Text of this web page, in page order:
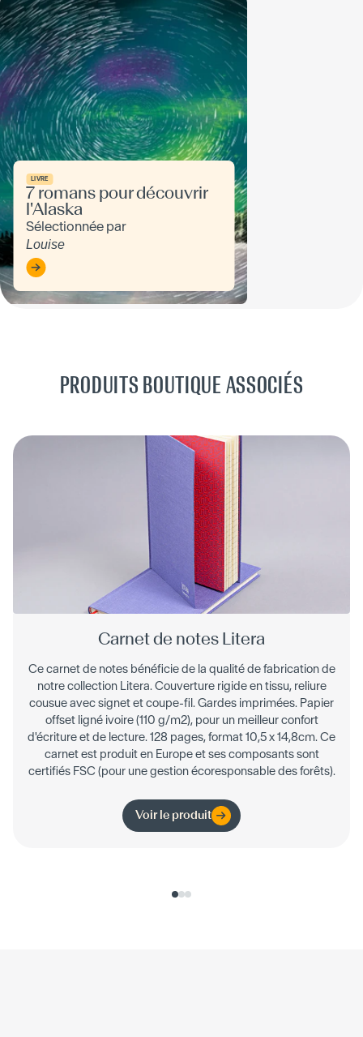
LIVRE
7 romans pour découvrir
l'Alaska
Sélectionnée par
Louise
PRODUITS BOUTIQUE ASSOCIÉS
Carnet de notes Litera
Ce carnet de notes bénéficie de la qualité de fabrication de
notre collection Litera. Couverture rigide en tissu, reliure
cousue avec signet et coupe-fil. Gardes imprimées. Papier
offset ligné ivoire (110 g/m2), pour un meilleur confort
d'écriture et de lecture. 128 pages, format 10,5 x 14,8cm. Ce
carnet est produit en Europe et ses composants sont
certifiés FSC (pour une gestion écoresponsable des forêts).
Voir le produit